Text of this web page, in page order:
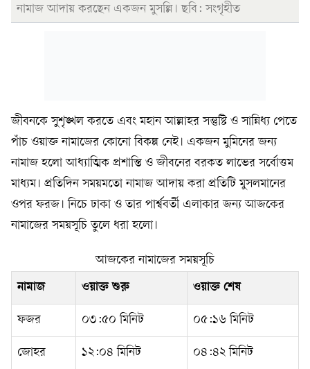
নামাজ আদায় করছেন একজন মুসল্লি। ছবি: সংগৃহীত
জীবনকে সুশৃঙ্খল করতে এবং মহান আল্লাহর সন্তুষ্টি ও সান্নিধ্য পেতে
পাঁচ ওয়াক্ত নামাজের কোনো বিকল্প নেই। একজন মুমিনের জন্য
নামাজ হলো আধ্যাত্মিক প্রশান্তি ও জীবনের বরকত লাভের সর্বোত্তম
মাধ্যম। প্রতিদিন সময়মতো নামাজ আদায় করা প্রতিটি মুসলমানের
ওপর ফরজ। নিচে ঢাকা ও তার পার্শ্ববর্তী এলাকার জন্য আজকের
নামাজের সময়সূচি তুলে ধরা হলো।
আজকের নামাজের সময়সূচি
নামাজ ওয়াক্ত শুরু ওয়াক্ত শেষ
ফজর ০৩:৫০ মিনিট ০৫:১৬ মিনিট
জোহর ১২:০৪ মিনিট ০৪:৪২ মিনিট